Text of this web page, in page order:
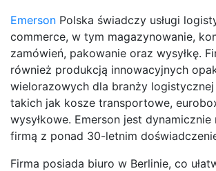
Emerson Polska świadczy usługi
commerce, w tym magazynowanie,
zamówień, pakowanie oraz wysyłkę.
również produkcją innowacyjnych
wielorazowych dla branży
takich jak kosze transportowe,
wysyłkowe. Emerson jest
firmą z ponad 30-letnim
Firma posiada biuro w Berlinie, co